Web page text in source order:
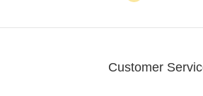
Customer